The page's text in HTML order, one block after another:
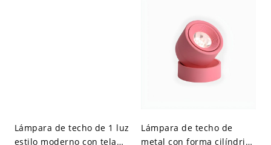
Lámpara de techo de 1 luz
estilo moderno con tela
Lámpara de techo de
metal con forma cilíndrica